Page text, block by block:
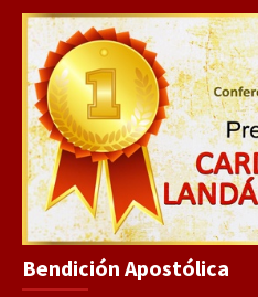
Bendición Apostólica